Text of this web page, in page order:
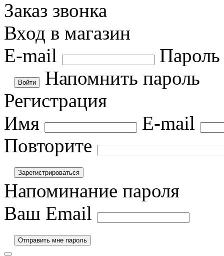
Заказ звонка
Вход в магазин
E-mail
Пароль
Напомнить пароль
Регистрация
Имя
E-mail
Повторите
Напоминание пароля
Ваш Email